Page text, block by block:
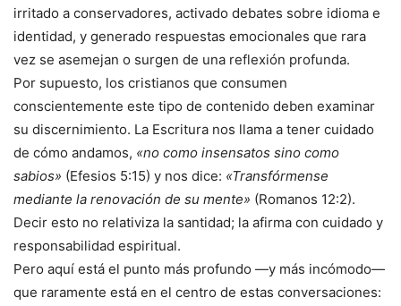
irritado a conservadores, activado debates sobre idioma e
identidad, y generado respuestas emocionales que rara
vez se asemejan o surgen de una reflexión profunda.
Por supuesto, los cristianos que consumen
conscientemente este tipo de contenido deben examinar
su discernimiento. La Escritura nos llama a tener cuidado
de cómo andamos, «no como insensatos sino como
sabios» (Efesios 5:15) y nos dice: «Transfórmense
mediante la renovación de su mente» (Romanos 12:2).
Decir esto no relativiza la santidad; la afirma con cuidado y
responsabilidad espiritual.
Pero aquí está el punto más profundo —y más incómodo—
que raramente está en el centro de estas conversaciones: